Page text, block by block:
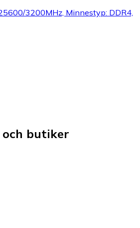
3200MHz, Minnestyp: DDR4,
butiker